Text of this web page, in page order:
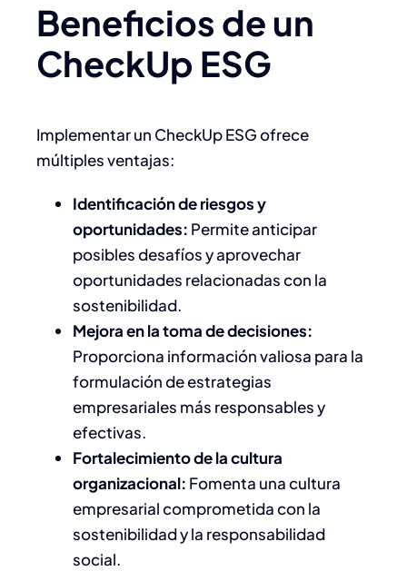
Beneficios de un
CheckUp ESG
Implementar un CheckUp ESG ofrece
múltiples ventajas:​
Identificación de riesgos y
oportunidades: Permite anticipar
posibles desafíos y aprovechar
oportunidades relacionadas con la
sostenibilidad.
Mejora en la toma de decisiones:
Proporciona información valiosa para la
formulación de estrategias
empresariales más responsables y
efectivas.
Fortalecimiento de la cultura
organizacional: Fomenta una cultura
empresarial comprometida con la
sostenibilidad y la responsabilidad
social.